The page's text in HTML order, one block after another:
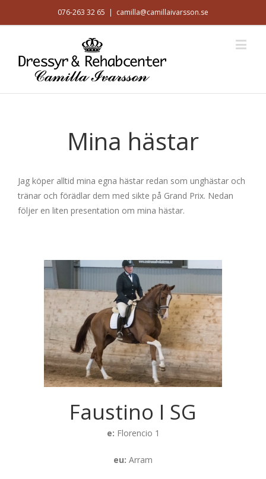
076-263 32 65 | camilla@camillaivarsson.se
Mina hästar
Jag köper alltid mina egna hästar redan som unghästar och
tränar och förädlar dem med sikte på Grand Prix. Nedan
följer en liten presentation om mina hästar.
Faustino I SG
e: Florencio 1
eu: Arram